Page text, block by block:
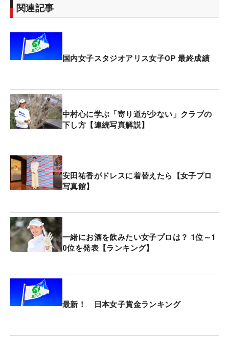
関連記事
国内女子スタジオアリス女子OP 最終成績
中村心に学ぶ「寄り道が少ない」クラブの
下し方【連続写真解説】
安田祐香がドレスに着替えたら【女子プロ
写真館】
一緒にお酒を飲みたい女子プロは？ 1位～1
0位を発表【ランキング】
最新！ 日本女子賞金ランキング